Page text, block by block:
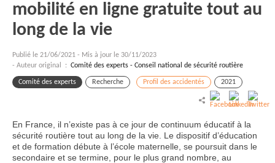
mobilité en ligne gratuite tout au
long de la vie
Publié le 21/06/2021 - Mis à jour le 30/11/2023
- Auteur original : Comité des experts - Conseil national de sécurité routière
Comité des experts Recherche Profil des accidentés 2021
En France, il n’existe pas à ce jour de continuum éducatif à la
sécurité routière tout au long de la vie. Le dispositif d’éducation
et de formation débute à l’école maternelle, se poursuit dans le
secondaire et se termine, pour le plus grand nombre, au